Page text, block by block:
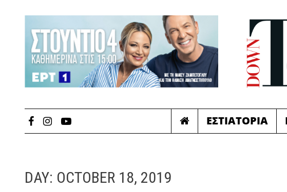
ΕΣΤΙΑΤΟΡΙΑ
DAY: OCTOBER 18, 2019